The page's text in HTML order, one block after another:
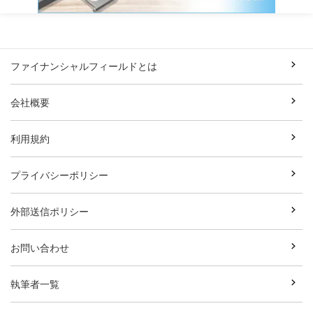
ファイナンシャルフィールドとは
会社概要
利用規約
プライバシーポリシー
外部送信ポリシー
お問い合わせ
執筆者一覧